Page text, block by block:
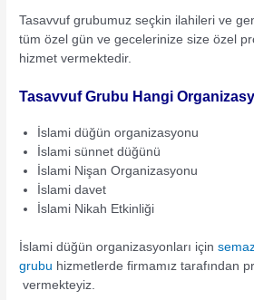
Tasavvuf grubumuz seçkin ilahileri ve
tüm özel gün ve gecelerinize size özel
hizmet vermektedir.
Tasavvuf Grubu Hangi
İslami düğün organizasyonu
İslami sünnet düğünü
İslami Nişan Organizasyonu
İslami davet
İslami Nikah Etkinliği
İslami düğün organizasyonları için
grubu hizmetlerde firmamız tarafından
vermekteyiz.